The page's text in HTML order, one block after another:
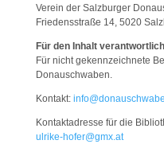
Verein der Salzburger
Friedensstraße 14, 5020
Für den Inhalt
Für nicht gekennzeichnete
Donauschwaben.
Kontakt:
Kontaktadresse für die
ulrike-hofer@gmx.at